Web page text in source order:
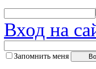
Вход на
Запомнить меня